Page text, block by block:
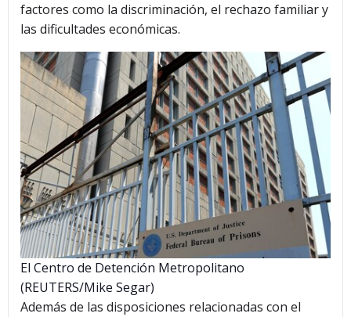
factores como la discriminación, el rechazo familiar y
las dificultades económicas.
El Centro de Detención Metropolitano
(REUTERS/Mike Segar)
Además de las disposiciones relacionadas con el